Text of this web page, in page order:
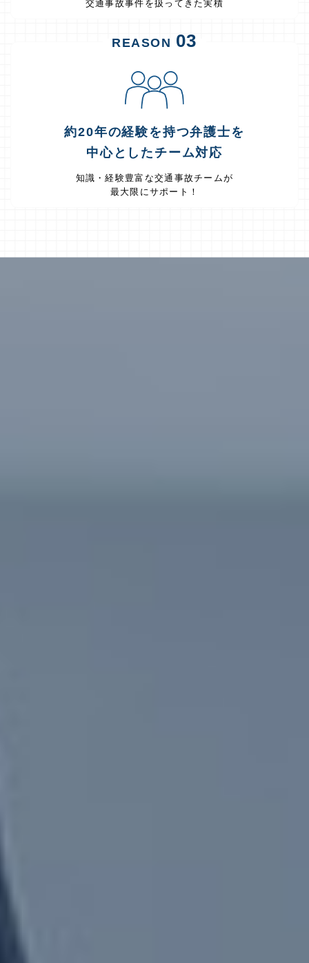
交通事故事件を扱ってきた実積
REASON 03
約20年の経験を持つ弁護士を
中心としたチーム対応
知識・経験豊富な交通事故チームが
最大限にサポート！